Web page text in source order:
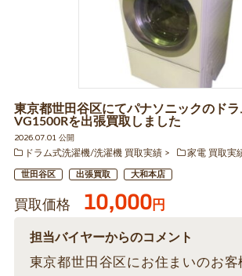
東京都世田谷区にてパナソニックのド
VG1500Rを出張買取しました
2026.07.01 公開
ドラム式洗濯機/洗濯機 買取実績
家電 買取実
世田谷区 出張買取 大和本店
買取価格 10,000円
担当バイヤーからのコメント
東京都世田谷区にお住まいのお客